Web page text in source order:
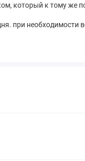
который к тому же
при